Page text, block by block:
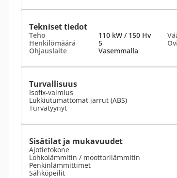
Tekniset tiedot
Teho 110 kW / 150 Hv
Henkilömäärä
5
Ohjauslaite
Vasemmalla
Turvallisuus
Isofix-valmius
Lukkiutumattomat jarrut (ABS)
Turvatyynyt
Sisätilat ja mukavuudet
Ajotietokone
Lohkolämmitin / moottorilämmitin
Penkinlämmittimet
Sähköpeilit